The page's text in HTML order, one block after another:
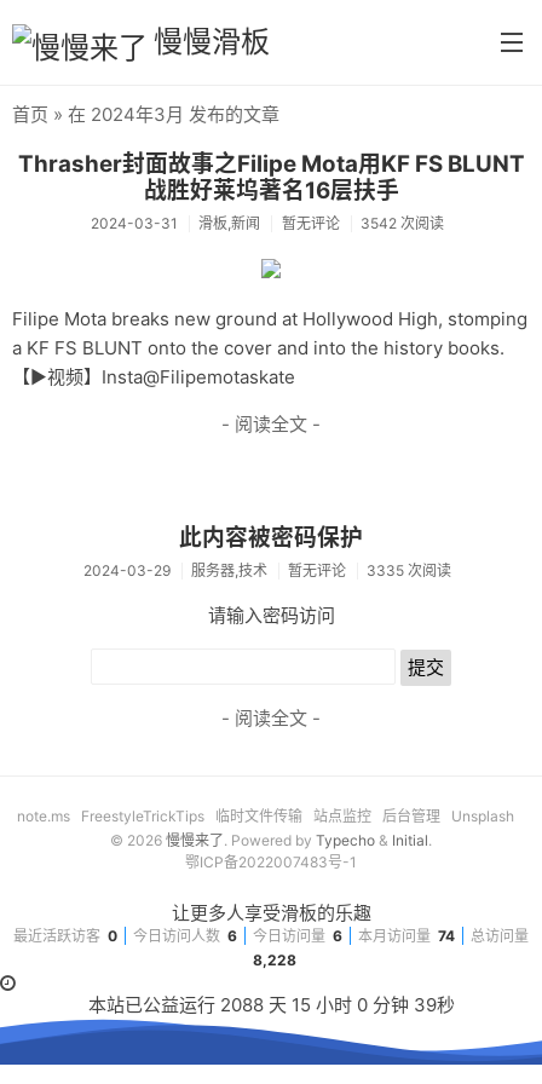
慢慢滑板
分类
默认分类
生活
慢慢读书
tool
摄影
首义学院
音乐
转
限免
买买买
微信小店
淘宝店
薅羊毛
滑板
首页 » 在 2024年3月 发布的文章
Thrasher封面故事之Filipe Mota用KF FS BLUNT
战胜好莱坞著名16层扶手
2024-03-31 滑板,新闻 暂无评论 3542 次阅读
Filipe Mota breaks new ground at Hollywood High, stomping
a KF FS BLUNT onto the cover and into the history books.
【▶️视频】Insta@Filipemotaskate
- 阅读全文 -
此内容被密码保护
2024-03-29 服务器,技术 暂无评论 3335 次阅读
请输入密码访问
- 阅读全文 -
note.ms FreestyleTrickTips 临时文件传输 站点监控 后台管理
Unsplash
© 2026 慢慢来了. Powered by Typecho & Initial.
鄂ICP备2022007483号-1
让更多人享受滑板的乐趣
最近活跃访客 0 今日访问人数 6 今日访问量 6 本月访问量 74
总访问量
8,228
本站已公益运行 2088天 15 小时 0分钟 39秒